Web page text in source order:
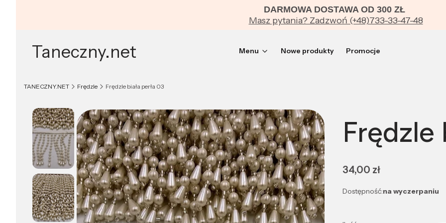
DARMOWA DOSTAWA OD 300 ZŁ
Masz pytania? Zadzwoń (+48)733-33-47-48
Taneczny.net Menu Nowe produkty Promocje
TANECZNY.NET Frędzle Frędzle biała perła 03
Frędzle
Cena
34,00 zł
Dostępność:na wyczerpaniu